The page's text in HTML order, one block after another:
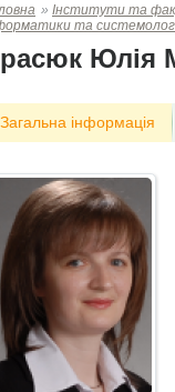
» Інститути та
та
Юлія
Загальна інформація